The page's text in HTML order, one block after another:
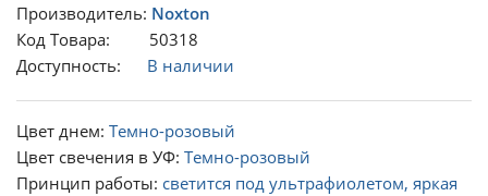
Производитель: Noxton
Код Товара: 50318
Доступность: В наличии
Цвет днем: Темно-розовый
Цвет свечения в УФ: Темно-розовый
Принцип работы: светится под ультрафиолетом, яркая